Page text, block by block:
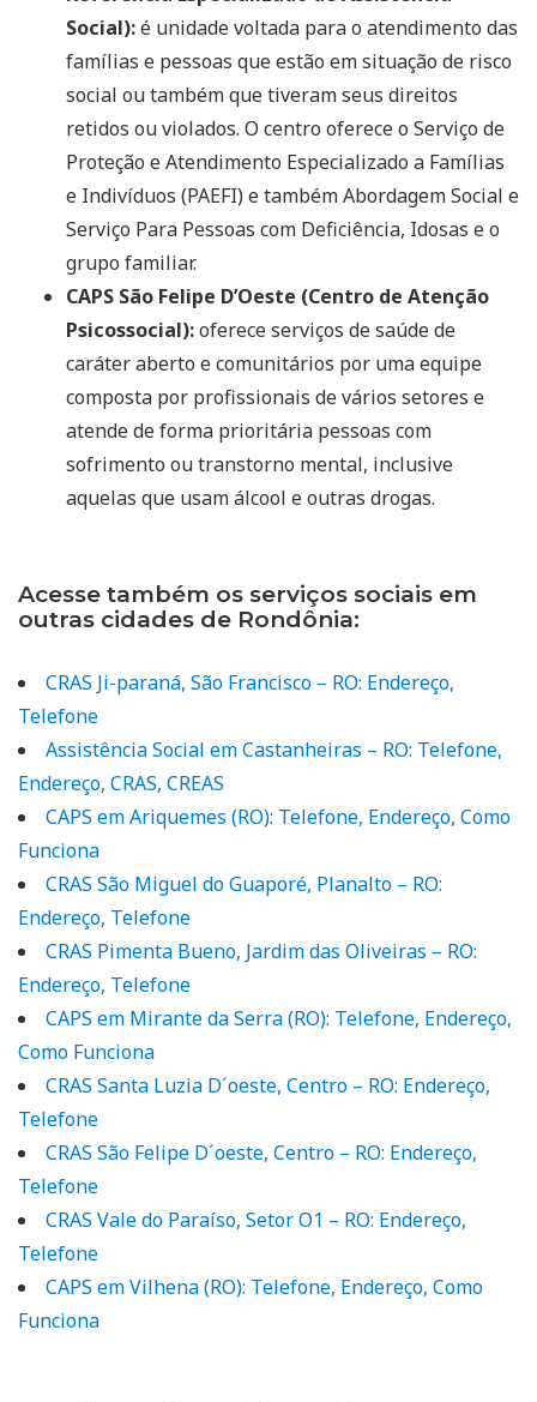
Social):é unidade voltada para o atendimento das
famílias e pessoas que estão em situação de risco
social ou também que tiveram seus direitos
retidos ou violados. O centro oferece o Serviço de
Proteção e Atendimento Especializado a Famílias
e Indivíduos (PAEFI) e também Abordagem Social e
Serviço Para Pessoas com Deficiência, Idosas e o
grupo familiar.
CAPS São Felipe D’Oeste (Centro de Atenção
Psicossocial):oferece serviços de saúde de
caráter aberto e comunitários por uma equipe
composta por profissionais de vários setores e
atende de forma prioritária pessoas com
sofrimento ou transtorno mental, inclusive
aquelas que usam álcool e outras drogas.
Acesse também os serviços sociais em
outras cidades de Rondônia:
CRAS Ji-paraná, São Francisco – RO: Endereço,
Telefone
Assistência Social em Castanheiras – RO: Telefone,
Endereço, CRAS, CREAS
CAPS em Ariquemes (RO): Telefone, Endereço, Como
Funciona
CRAS São Miguel do Guaporé, Planalto – RO:
Endereço, Telefone
CRAS Pimenta Bueno, Jardim das Oliveiras – RO:
Endereço, Telefone
CAPS em Mirante da Serra (RO): Telefone, Endereço,
Como Funciona
CRAS Santa Luzia D´oeste, Centro – RO: Endereço,
Telefone
CRAS São Felipe D´oeste, Centro – RO: Endereço,
Telefone
CRAS Vale do Paraíso, Setor O1 – RO: Endereço,
Telefone
CAPS em Vilhena (RO): Telefone, Endereço, Como
Funciona